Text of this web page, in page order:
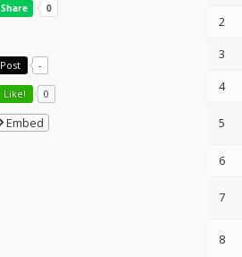
2
3
4
5
6
7
8
Post -
Like! 0
Embed